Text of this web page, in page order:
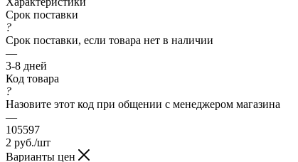
Срок поставки
?
Срок поставки, если товара нет в наличии
—
3-8 дней
Код товара
?
Назовите этот код при общении с менеджером магазина
—
105597
2 руб./шт
Варианты цен